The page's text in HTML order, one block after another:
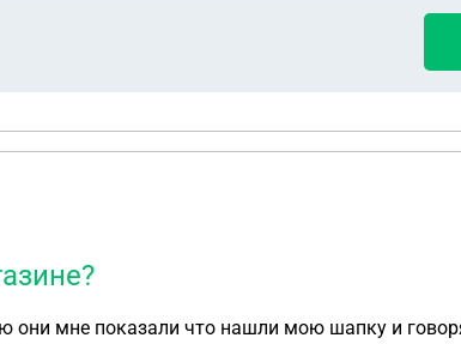
мне показали что нашли мою шапку и